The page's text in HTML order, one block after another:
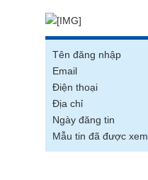
Tên đăng nhập
Email
Điện thoại
Địa chỉ
Ngày đăng tin
Mẫu tin đã được xem